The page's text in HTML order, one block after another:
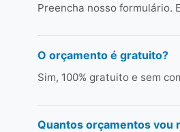
Preencha nosso formulário.
O orçamento é gratuito?
Sim, 100% gratuito e sem
Quantos orçamentos vou